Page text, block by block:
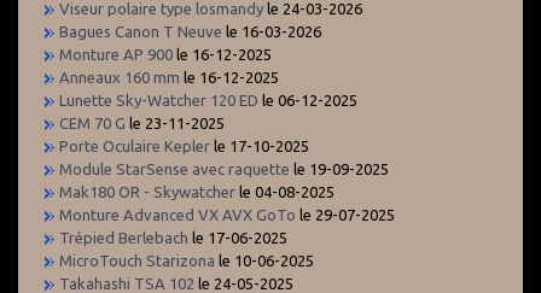
Viseur polaire type losmandy le 24-03-2026
Bagues Canon T Neuve le 16-03-2026
Monture AP 900 le 16-12-2025
Anneaux 160 mm le 16-12-2025
Lunette Sky-Watcher 120 ED le 06-12-2025
CEM 70 G le 23-11-2025
Porte Oculaire Kepler le 17-10-2025
Module StarSense avec raquette le 19-09-2025
Mak180 OR - Skywatcher le 04-08-2025
Monture Advanced VX AVX GoTo le 29-07-2025
Trépied Berlebach le 17-06-2025
MicroTouch Starizona le 10-06-2025
Takahashi TSA 102 le 24-05-2025